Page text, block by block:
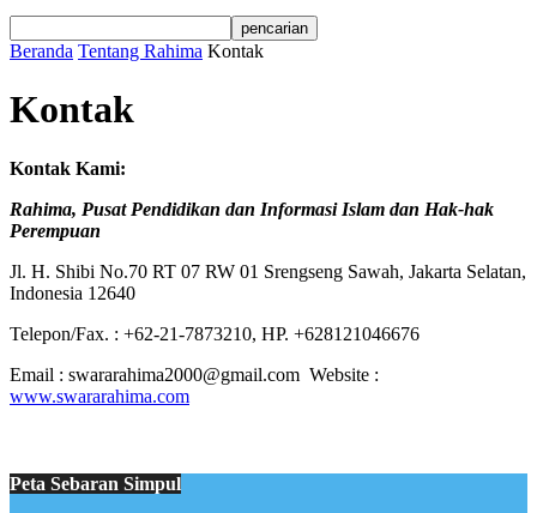
Beranda Tentang Rahima Kontak
Kontak
Kontak Kami:
Rahima, Pusat Pendidikan dan Informasi Islam dan Hak-hak
Perempuan
Jl. H. Shibi No.70 RT 07 RW 01 Srengseng Sawah, Jakarta Selatan,
Indonesia 12640
Telepon/Fax. : +62-21-7873210, HP. +628121046676
Email : swararahima2000@gmail.com Website :
www.swararahima.com
Peta Sebaran Simpul